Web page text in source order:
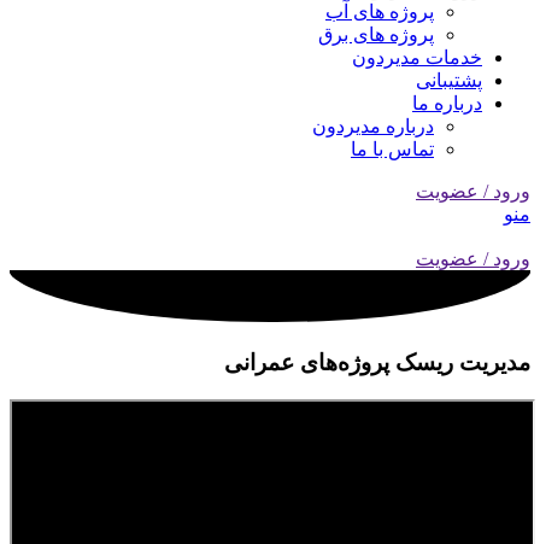
پروژه های آب
پروژه های برق
خدمات مدیردون
پشتیبانی
درباره ما
درباره مدیردون
تماس با ما
ورود / عضویت
منو
ورود / عضویت
مدیریت ریسک پروژه‌های عمرانی